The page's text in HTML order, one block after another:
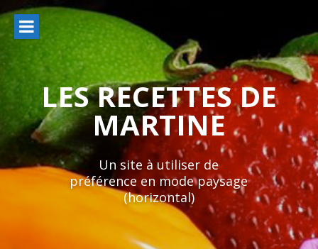
Aller
au
contenu
LES RECETTES DE
MARTINE
Un site à utiliser de
préférence en mode paysage
(horizontal)